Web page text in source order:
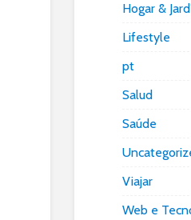
Hogar &
Lifestyle
pt
Salud
Saúde
Viajar
Web e